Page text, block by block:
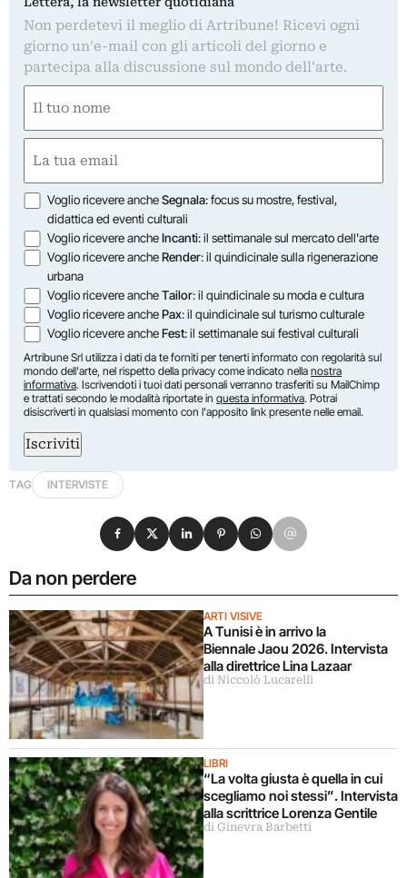
Non perdetevi il meglio di Artribune! Ricevi ogni
giorno un'e-mail con gli articoli del giorno e
partecipa alla discussione sul mondo dell'arte.
(Obbligatorio)
Nome
(Obbligatorio)
Opzioni
Voglio ricevere ancheSegnala: focus su mostre, festival,
didattica ed eventi culturali
Voglio ricevere ancheIncanti: il settimanale sul mercato dell'arte
Voglio ricevere ancheRender: il quindicinale sulla rigenerazione
urbana
Voglio ricevere ancheTailor: il quindicinale su moda e cultura
Voglio ricevere anchePax: il quindicinale sul turismo culturale
Voglio ricevere ancheFest: il settimanale sui festival culturali
Artribune Srl utilizza i dati da te forniti per tenerti informato con regolarità sul
mondo dell'arte, nel rispetto della privacy come indicato nella nostra
informativa. Iscrivendoti i tuoi dati personali verranno trasferiti su MailChimp
e trattati secondo le modalità riportate in questa informativa. Potrai
disiscriverti in qualsiasi momento con l'apposito link presente nelle email.
Iscriviti
TAG INTERVISTE
Da non perdere
ARTI VISIVE
A Tunisi è in arrivo la
Biennale Jaou 2026. Intervista
alla direttrice Lina Lazaar
di Niccolò Lucarelli
LIBRI
“La volta giusta è quella in cui
scegliamo noi stessi”. Intervista
alla scrittrice Lorenza Gentile
di Ginevra Barbetti
Condividi su Facebook
Condividi su X
Condividi su LinkedIn
Condividi su Pinterest
Condividi su WhatsApp
Condividi su Email